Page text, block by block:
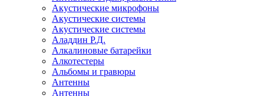
Акустические микрофоны
Акустические системы
Акустические системы
Аладдин Р.Д.
Алкалиновые батарейки
Алкотестеры
Альбомы и гравюры
Антенны
Антенны